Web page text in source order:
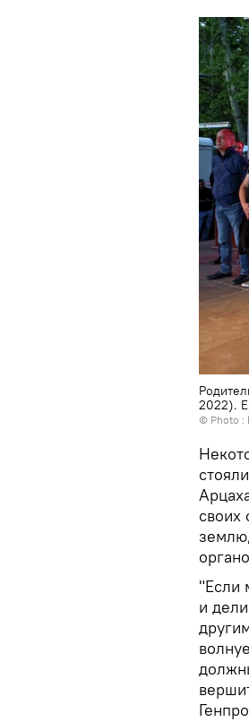
2022).
© Photo :
своих
"Если
и